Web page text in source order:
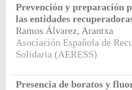
Prevención y preparación
las entidades
Ramos Álvarez, Arantxa
Asociación Española de
Solidaria (AERESS)
Presencia de boratos y